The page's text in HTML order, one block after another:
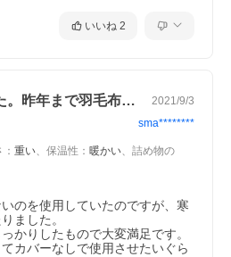
を入れて箱型にし、その中に
毛が入ってない部分がなくな
いいね 2
今回娘に購入しました。昨年まで羽毛布団… 2021/9/3
sma********
： 重い、 保温性 ： 暖かい、 詰め物の
のを使用していたのですが、寒
ました。
かりしたもので大変満足です。
カバーなしで使用させたいぐら